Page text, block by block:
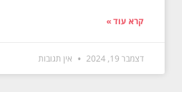
קרא עוד »
דצמבר 19, 2024 אין תגובות